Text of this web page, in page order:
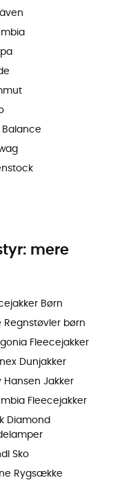
Balance
mere
Børn
Regnstøvler børn
Fleecejakker
Dunjakker
Hansen Jakker
Fleecejakker
Diamond
Sko
Rygsække